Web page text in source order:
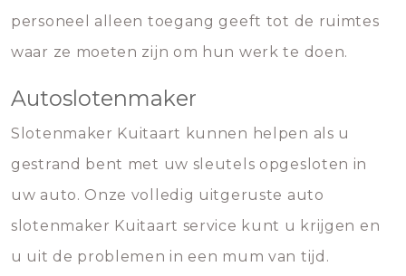
personeel alleen toegang geeft tot de ruimtes
waar ze moeten zijn om hun werk te doen.
Autoslotenmaker
Slotenmaker Kuitaart kunnen helpen als u
gestrand bent met uw sleutels opgesloten in
uw auto. Onze volledig uitgeruste auto
slotenmaker Kuitaart service kunt u krijgen en
u uit de problemen in een mum van tijd.